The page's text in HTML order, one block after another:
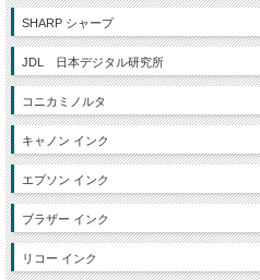
SHARP シャープ
JDL 日本デジタル研究所
コニカミノルタ
キャノン インク
エプソン インク
ブラザー インク
リコー インク